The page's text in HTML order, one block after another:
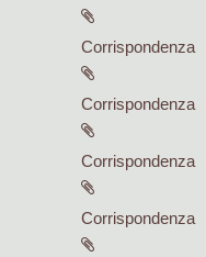
Corrispondenza
Corrispondenza
Corrispondenza
Corrispondenza